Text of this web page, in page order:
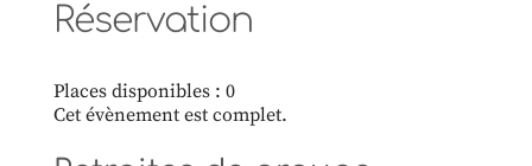
Réservation
Places disponibles : 0
Cet évènement est complet.